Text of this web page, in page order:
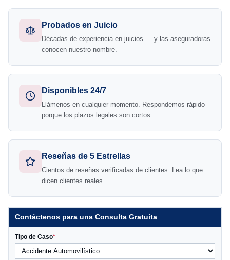
Probados en Juicio
Décadas de experiencia en juicios — y las aseguradoras
conocen nuestro nombre.
Disponibles 24/7
Llámenos en cualquier momento. Respondemos rápido
porque los plazos legales son cortos.
Reseñas de 5 Estrellas
Cientos de reseñas verificadas de clientes. Lea lo que
dicen clientes reales.
Contáctenos para una Consulta Gratuita
Tipo de Caso*